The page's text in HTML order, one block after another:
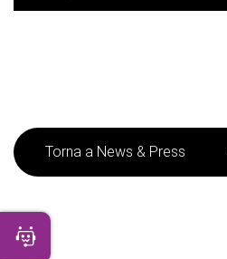
Torna a News & Press